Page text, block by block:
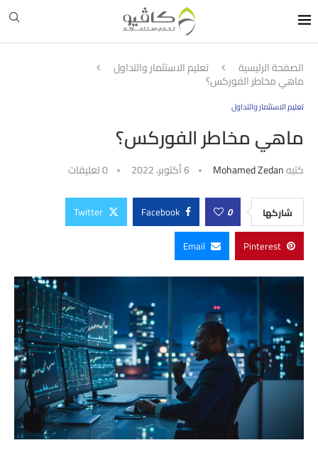
الصفحة الرئيسية تعليم الاستثمار والتداول
ماهي مخاطر الفوركس؟
تعليم الاستثمار والتداول
ماهي مخاطر الفوركس؟
كتبهMohamed Zedan 6 أكتوبر، 2022 0 تعليقات
شاركها 0
Facebook
Twitter
Pinterest
Email